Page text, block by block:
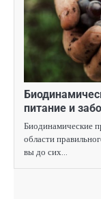
питание и
Биодинамические
области
вы до сих…